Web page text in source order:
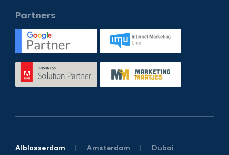
Partners
Alblasserdam Amsterdam Dubai